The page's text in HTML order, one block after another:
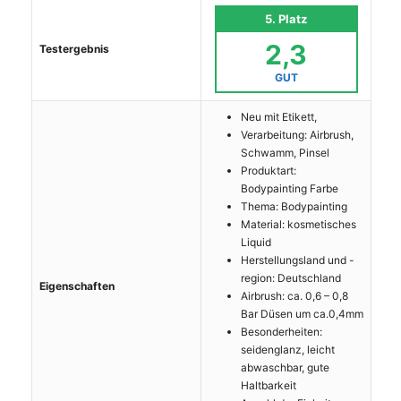
Testergebnis
5. Platz
2,3
GUT
Eigenschaften
Neu mit Etikett,
Verarbeitung: Airbrush,
Schwamm, Pinsel
Produktart:
Bodypainting Farbe
Thema: Bodypainting
Material: kosmetisches
Liquid
Herstellungsland und -
region: Deutschland
Airbrush: ca. 0,6 – 0,8
Bar Düsen um ca.0,4mm
Besonderheiten:
seidenglanz, leicht
abwaschbar, gute
Haltbarkeit